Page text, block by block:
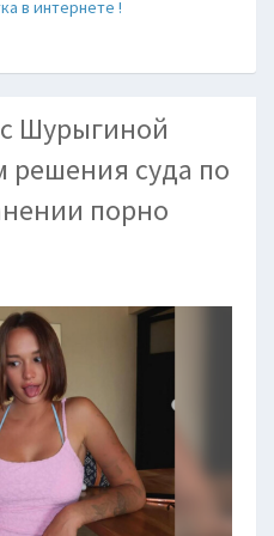
в интернете !
Шурыгиной
решения суда по
порно